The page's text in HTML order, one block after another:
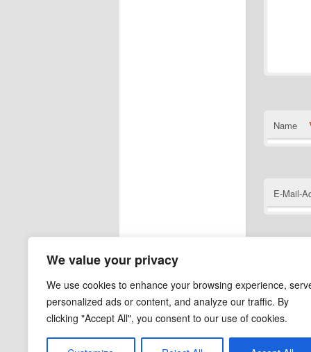
We value your privacy
We use cookies to enhance your browsing experience,
personalized ads or content, and analyze our traffic. By
clicking "Accept All", you consent to our use of cookies.
Name
E-Mail-